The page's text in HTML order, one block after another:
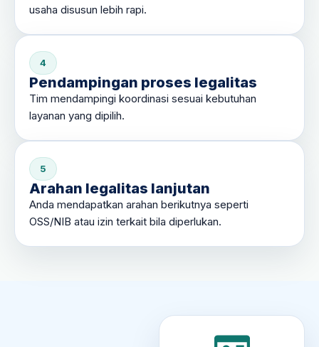
usaha disusun lebih rapi.
4
Pendampingan proses legalitas
Tim mendampingi koordinasi sesuai kebutuhan
layanan yang dipilih.
5
Arahan legalitas lanjutan
Anda mendapatkan arahan berikutnya seperti
OSS/NIB atau izin terkait bila diperlukan.